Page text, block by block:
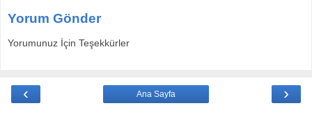
Yorum Gönder
Yorumunuz İçin Teşekkürler
‹ ›
Ana Sayfa